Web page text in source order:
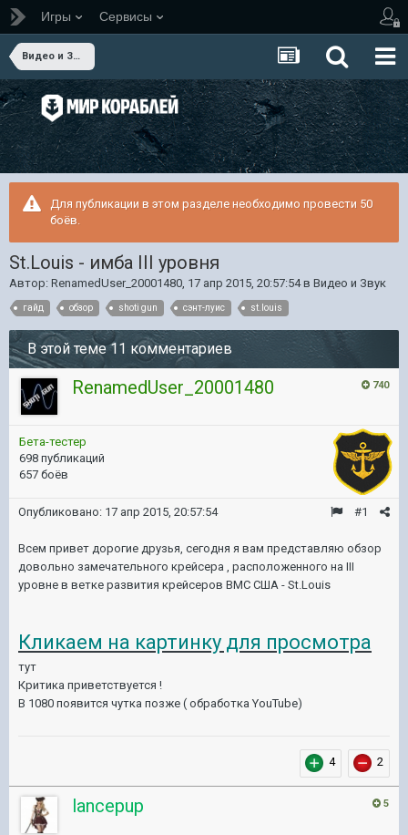
Игры Сервисы
Видео и Звук
Для публикации в этом разделе необходимо провести 50
боёв.
St.Louis - имба III уровня
Автор: RenamedUser_20001480, 17 апр 2015, 20:57:54в Видео и Звук
гайд обзор shoti gun сэнт-луис st.louis
В этой теме 11 комментариев
740
RenamedUser_20001480
Бета-тестер
698 публикаций
657 боёв
#1
Опубликовано: 17 апр 2015, 20:57:54
Всем привет дорогие друзья, сегодня я вам представляю обзор
довольно замечательного крейсера , расположенного на III
уровне в ветке развития крейсеров ВМС США - St.Louis
Кликаем на картинку для просмотра
тут
Критика приветствуется !
В 1080 появится чутка позже ( обработка YouTube)
4 2
5
lancepup